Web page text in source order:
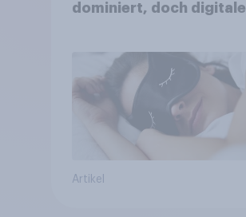
dominiert, doch digitale
Artikel